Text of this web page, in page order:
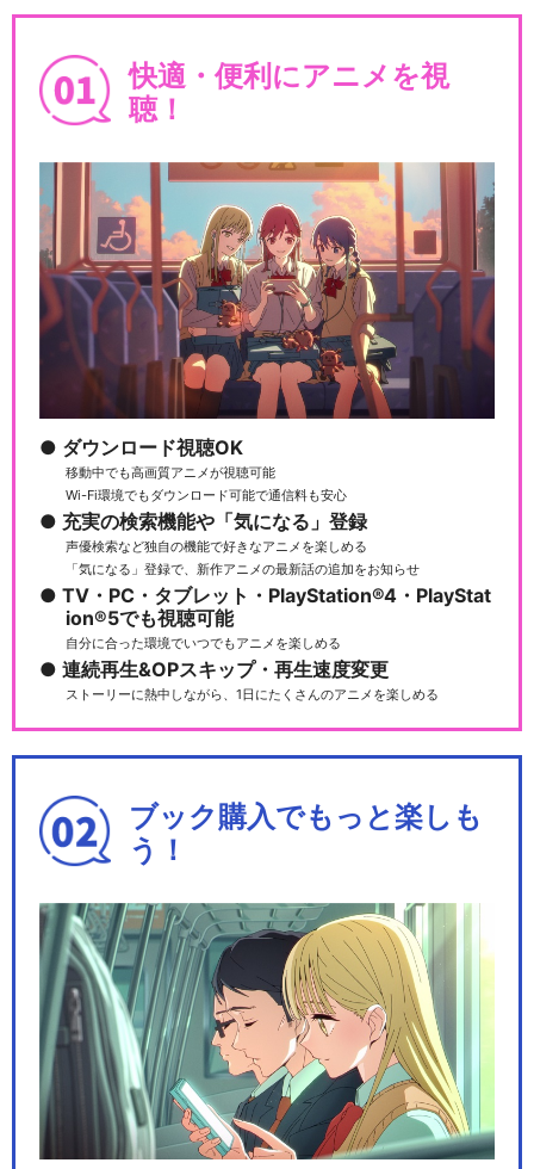
快適・便利にアニメを視
聴！
ダウンロード視聴OK
移動中でも高画質アニメが視聴可能
Wi-Fi環境でもダウンロード可能で通信料も安心
充実の検索機能や「気になる」登録
声優検索など独自の機能で好きなアニメを楽しめる
「気になる」登録で、新作アニメの最新話の追加をお知らせ
TV・PC・タブレット・PlayStation®4・PlayStat
ion®5でも視聴可能
自分に合った環境でいつでもアニメを楽しめる
連続再生&OPスキップ・再生速度変更
ストーリーに熱中しながら、1日にたくさんのアニメを楽しめる
ブック購入でもっと楽しも
う！